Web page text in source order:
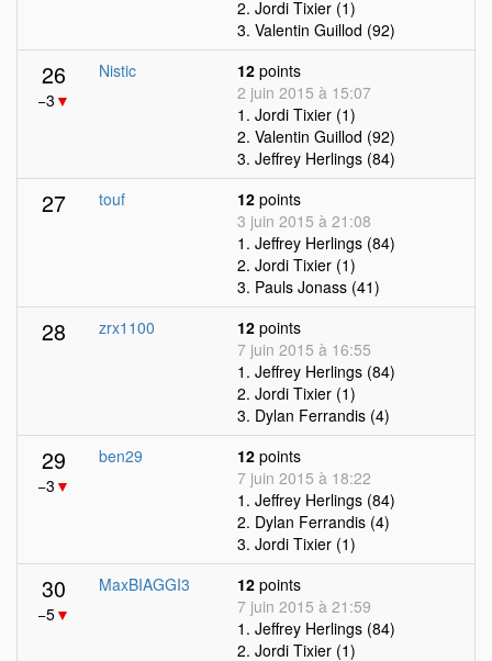
2. Jordi Tixier (1)
3. Valentin Guillod (92)
26
−3 ▼
Nistic 12 points
2 juin 2015 à 15:07
1. Jordi Tixier (1)
2. Valentin Guillod (92)
3. Jeffrey Herlings (84)
27 touf 12 points
3 juin 2015 à 21:08
1. Jeffrey Herlings (84)
2. Jordi Tixier (1)
3. Pauls Jonass (41)
28 zrx1100 12 points
7 juin 2015 à 16:55
1. Jeffrey Herlings (84)
2. Jordi Tixier (1)
3. Dylan Ferrandis (4)
29
−3 ▼
ben29 12 points
7 juin 2015 à 18:22
1. Jeffrey Herlings (84)
2. Dylan Ferrandis (4)
3. Jordi Tixier (1)
30
−5▼
MaxBIAGGI3 12 points
7 juin 2015 à 21:59
1. Jeffrey Herlings (84)
2. Jordi Tixier (1)